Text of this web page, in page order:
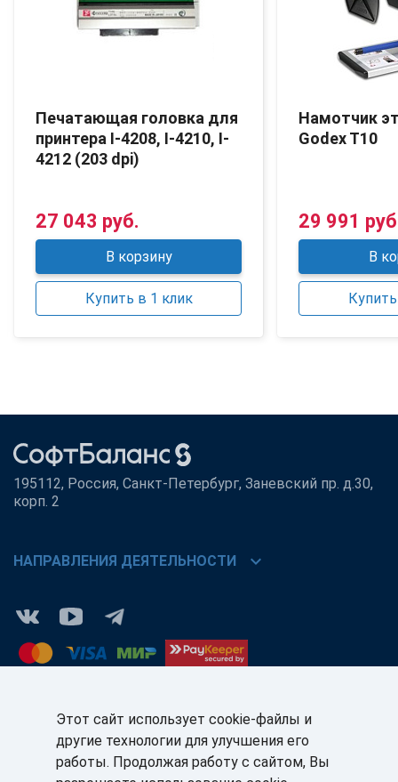
Печатающая головка для
принтера I-4208, I-4210, I-
4212 (203 dpi)
27 043 руб.
В корзину
Купить в 1 клик
Намотчик
Godex T10
29 991
В
195112, Россия, Санкт-Петербург, Заневский пр. д.30,
корп. 2
НАПРАВЛЕНИЯ ДЕЯТЕЛЬНОСТИ chevron_right
КЛИЕНТАМ:
+7 (812) 327-5141
ПАРТНЁРАМ:
+7 (812) 327-5025
Этот сайт использует cookie-файлы и
другие технологии для улучшения его
работы. Продолжая работу с сайтом, Вы